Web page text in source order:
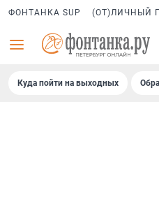
ФОНТАНКА SUP (ОТ)ЛИЧНЫЙ
Куда пойти на выходных